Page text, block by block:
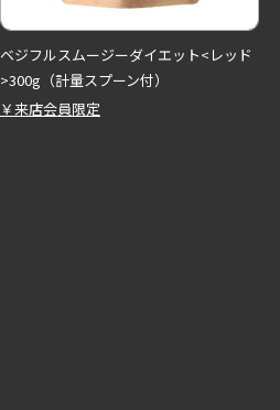
ベジフルスムージーダイエット<レッド
>300g（計量スプーン付）
￥来店会員限定